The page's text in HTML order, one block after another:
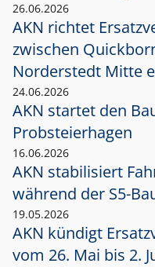
26.06.2026
AKN richtet
zwischen
Norderstedt Mitte
24.06.2026
AKN startet den
Probsteierhagen
16.06.2026
AKN stabilisiert
während der S5-
19.05.2026
AKN kündigt
vom 26. Mai bis 2.